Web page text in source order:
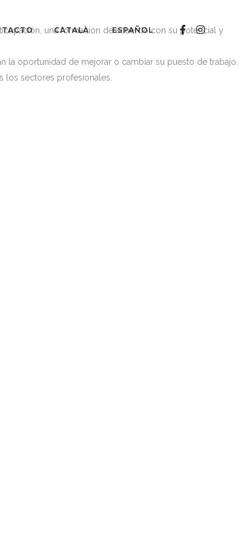
CATALÀ ESPAÑOL
una formación de acuerdo con su potencial y
la oportunidad de mejorar o cambiar su puesto de trabajo.
los sectores profesionales.